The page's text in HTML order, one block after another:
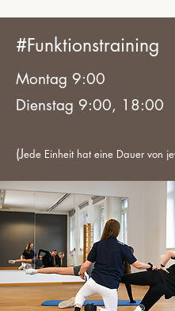
#Funktionstraining
Montag 9:00
Dienstag 9:00, 18:00
(Jede Einheit hat eine Dauer von